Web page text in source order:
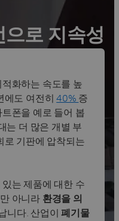
로 지속성
과정에서 폐기물 감량
적인 수익원을 확보합
적화하는 속도를 높
에도 여전히40% 증
폰을 예로 들어 봅
는 더 많은 개별 부
로 기판에 압착되는
는 제품에 대한 수
아니라 환경을 의
니다. 산업이폐기물